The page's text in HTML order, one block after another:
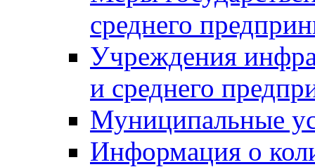
среднего
Учреждения
и среднего
Муниципальные
Информация о